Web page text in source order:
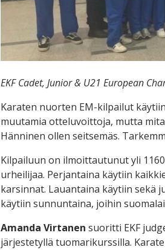
EKF Cadet, Junior & U21 European
Karaten nuorten EM-kilpailut
muutamia otteluvoittoja, mutta
Hänninen ollen seitsemäs.
Kilpailuun on ilmoittautunut yli
urheilijaa. Perjantaina käytiin
karsinnat. Lauantaina käytiin sekä
käytiin sunnuntaina, joihin
Amanda Virtanen suoritti EKF
järjestetyllä tuomarikurssilla.